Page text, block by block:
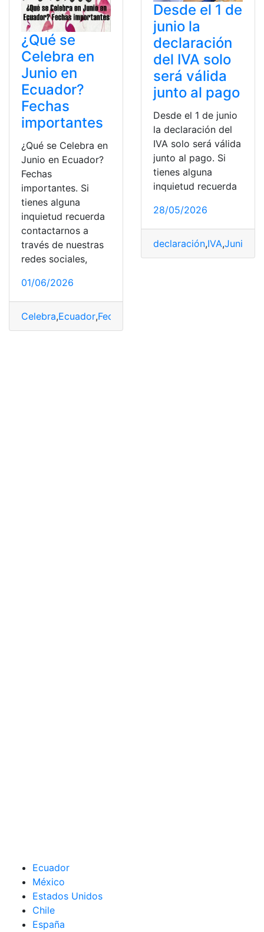
¿Qué se
Celebra en
Junio en
Ecuador?
Fechas
importantes
¿Qué se Celebra en
Junio en Ecuador?
Fechas
importantes. Si
tienes alguna
inquietud recuerda
contactarnos a
través de nuestras
redes sociales,
01/06/2026
Celebra,Ecuador,Fechas
Desde el 1 de
junio la
declaración
del IVA solo
será válida
junto al pago
Desde el 1 de junio
la declaración del
IVA solo será válida
junto al pago. Si
tienes alguna
inquietud recuerda
28/05/2026
declaración,IVA,Junio
Ecuador
México
Estados Unidos
Chile
España